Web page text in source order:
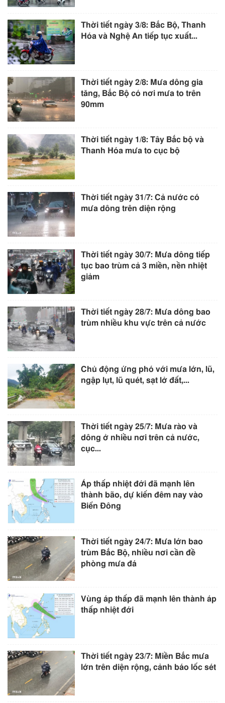
Thời tiết ngày 3/8: Bắc Bộ, Thanh
Hóa và Nghệ An tiếp tục xuất...
Thời tiết ngày 2/8: Mưa dông gia
tăng, Bắc Bộ có nơi mưa to trên
90mm
Thời tiết ngày 1/8: Tây Bắc bộ và
Thanh Hóa mưa to cục bộ
Thời tiết ngày 31/7: Cả nước có
mưa dông trên diện rộng
Thời tiết ngày 30/7: Mưa dông tiếp
tục bao trùm cả 3 miền, nền nhiệt
giảm
Thời tiết ngày 28/7: Mưa dông bao
trùm nhiều khu vực trên cả nước
Chủ động ứng phó với mưa lớn, lũ,
ngập lụt, lũ quét, sạt lở đất,...
Thời tiết ngày 25/7: Mưa rào và
dông ở nhiều nơi trên cả nước,
cục...
Áp thấp nhiệt đới đã mạnh lên
thành bão, dự kiến đêm nay vào
Biển Đông
Thời tiết ngày 24/7: Mưa lớn bao
trùm Bắc Bộ, nhiều nơi cần đề
phòng mưa đá
Vùng áp thấp đã mạnh lên thành áp
thấp nhiệt đới
Thời tiết ngày 23/7: Miền Bắc mưa
lớn trên diện rộng, cảnh báo lốc sét